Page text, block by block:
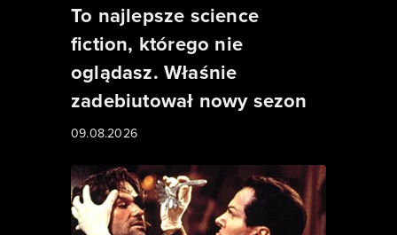
To najlepsze science
fiction, którego nie
oglądasz. Właśnie
zadebiutował nowy sezon
09.08.2026